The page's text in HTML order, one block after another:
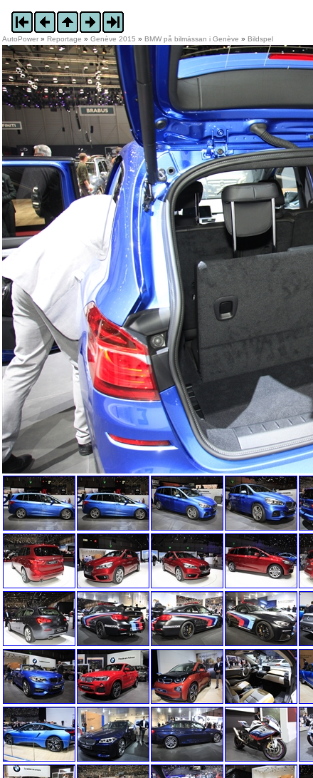
AutoPower » Reportage »Genève 2015 » BMW på bilmässan i Genève » Bildspel